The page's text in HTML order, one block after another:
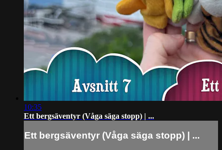
10:35
Ett bergsäventyr (Våga säga stopp) | ...
Ett bergsäventyr (Våga säga stopp) | ...